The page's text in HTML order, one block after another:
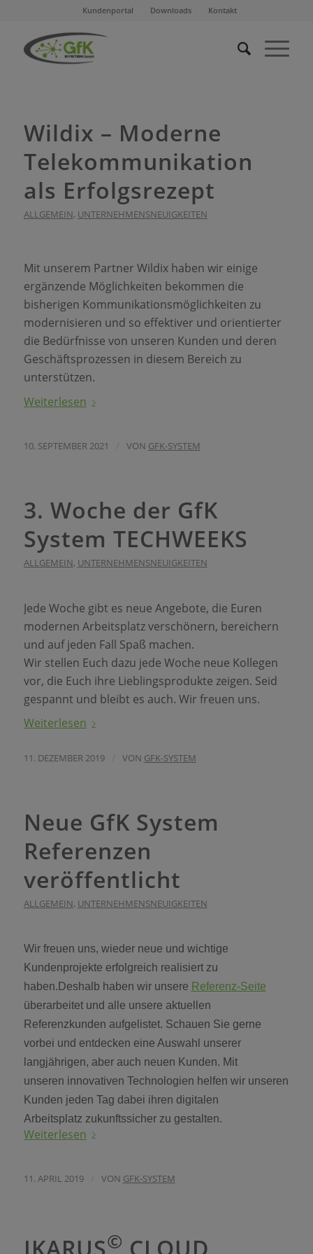
Kundenportal Downloads Kontakt
Wildix – Moderne
Telekommunikation
als Erfolgsrezept
ALLGEMEIN, UNTERNEHMENSNEUIGKEITEN
Mit unserem Partner Wildix haben wir einige
ergänzende Möglichkeiten bekommen die
bisherigen Kommunikationsmöglichkeiten zu
modernisieren und so effektiver und orientierter
die Bedürfnisse von unseren Kunden und deren
Geschäftsprozessen in diesem Bereich zu
unterstützen.
Weiterlesen
10. SEPTEMBER 2021 VON GFK-SYSTEM
3. Woche der GfK
System TECHWEEKS
ALLGEMEIN, UNTERNEHMENSNEUIGKEITEN
Jede Woche gibt es neue Angebote, die Euren
modernen Arbeitsplatz verschönern, bereichern
und auf jeden Fall Spaß machen.
Wir stellen Euch dazu jede Woche neue Kollegen
vor, die Euch ihre Lieblingsprodukte zeigen. Seid
gespannt und bleibt es auch. Wir freuen uns.
Weiterlesen
11. DEZEMBER 2019 VON GFK-SYSTEM
Neue GfK System
Referenzen
veröffentlicht
ALLGEMEIN, UNTERNEHMENSNEUIGKEITEN
Wir freuen uns, wieder neue und wichtige
Kundenprojekte erfolgreich realisiert zu
haben.Deshalb haben wir unsere Referenz-Seite
überarbeitet und alle unsere aktuellen
Referenzkunden aufgelistet. Schauen Sie gerne
vorbei und entdecken eine Auswahl unserer
langjährigen, aber auch neuen Kunden. Mit
unseren innovativen Technologien helfen wir unseren
Kunden jeden Tag dabei ihren digitalen
Arbeitsplatz zukunftssicher zu gestalten.
Weiterlesen
11. APRIL 2019 VON GFK-SYSTEM
©